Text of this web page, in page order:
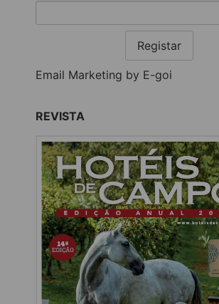
Registar
Email Marketing by E-goi
REVISTA